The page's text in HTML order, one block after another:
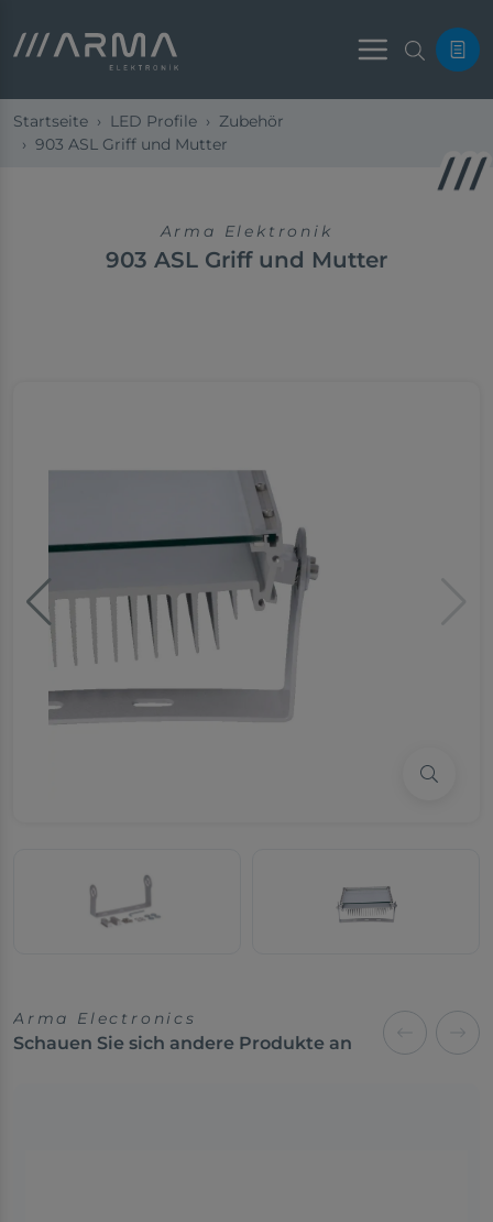
Menu
Startseite LED Profile
Zubehör
903 ASL Griff und Mutter
Arma Elektronik
903 ASL Griff und Mutter
Arma Electronics
Schauen Sie sich andere Produkte an